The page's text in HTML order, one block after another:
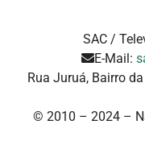
SAC /
E-Mail:
Rua Juruá, Bairro
© 2010 – 2024 –